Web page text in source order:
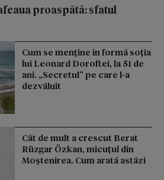
proaspătă: sfatul
Cum se menţine în formă soţia
lui Leonard Doroftei, la 51 de
ani. „Secretul” pe care l-a
dezvăluit
Cât de mult a crescut Berat
Rüzgar Özkan, micuțul din
Moștenirea. Cum arată astăzi